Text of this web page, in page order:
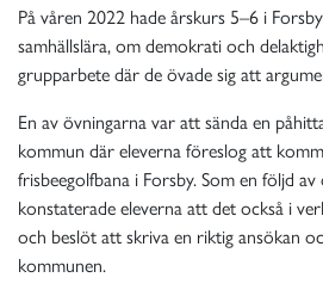
På våren 2022 hade årskurs 5–6 i
samhällslära, om demokrati och
grupparbete där de övade sig att
En av övningarna var att sända en
kommun där eleverna föreslog att
frisbeegolfbana i Forsby. Som en följd
konstaterade eleverna att det också i
och beslöt att skriva en riktig ansökan
kommunen.